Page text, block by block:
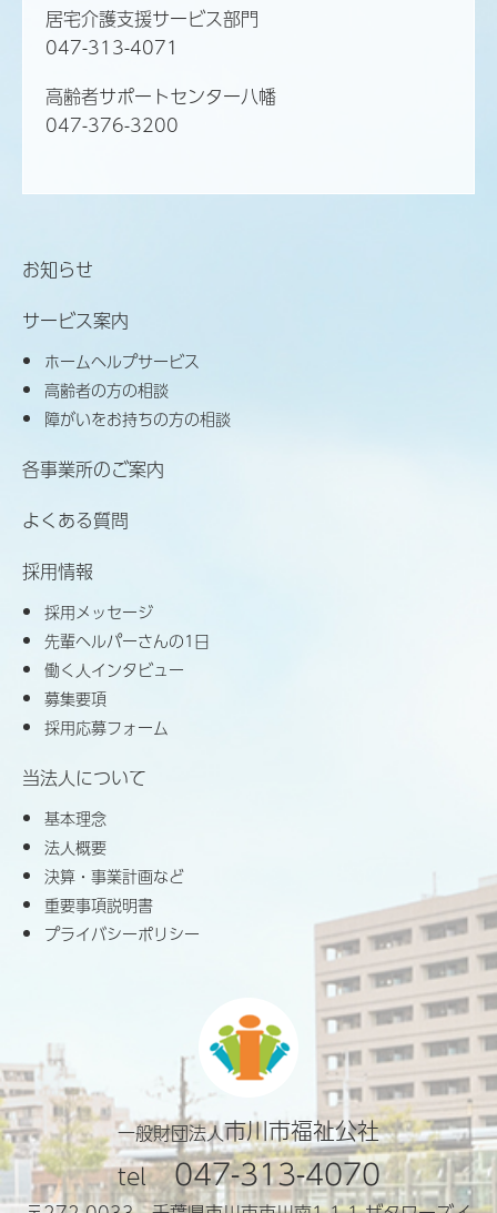
居宅介護支援サービス部門
047-313-4071
高齢者サポートセンター八幡
047-376-3200
お知らせ
サービス案内
ホームヘルプサービス
高齢者の方の相談
障がいをお持ちの方の相談
各事業所のご案内
よくある質問
採用情報
採用メッセージ
先輩ヘルパーさんの1日
働く人インタビュー
募集要項
採用応募フォーム
当法人について
基本理念
法人概要
決算・事業計画など
重要事項説明書
プライバシーポリシー
一般財団法人市川市福祉公社
tel047-313-4070